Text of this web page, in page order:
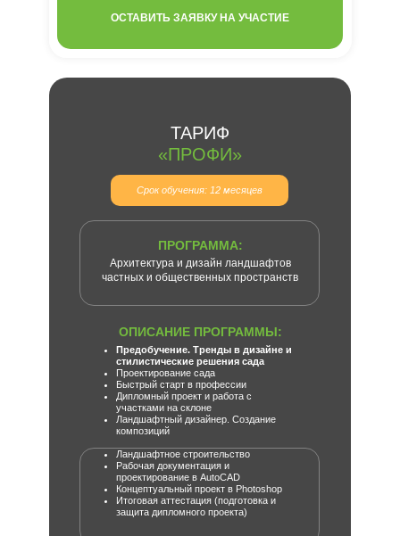
ТАРИФ
«ПРОФИ»
Срок обучения: 12 месяцев
Предобучение. Тренды в дизайне и
стилистические решения сада
Проектирование сада
Быстрый старт в профессии
Дипломный проект и работа с
участками на склоне
Ландшафтный дизайнер. Создание
композиций
Ландшафтное строительство
Рабочая документация и
проектирование в AutoCAD
Концептуальный проект в Photoshop
Итоговая аттестация (подготовка и
защита дипломного проекта)
ПРОГРАММА:
Архитектура и дизайн ландшафтов
частных и общественных пространств
ОПИСАНИЕ ПРОГРАММЫ:
ОСТАВИТЬ ЗАЯВКУ НА УЧАСТИЕ